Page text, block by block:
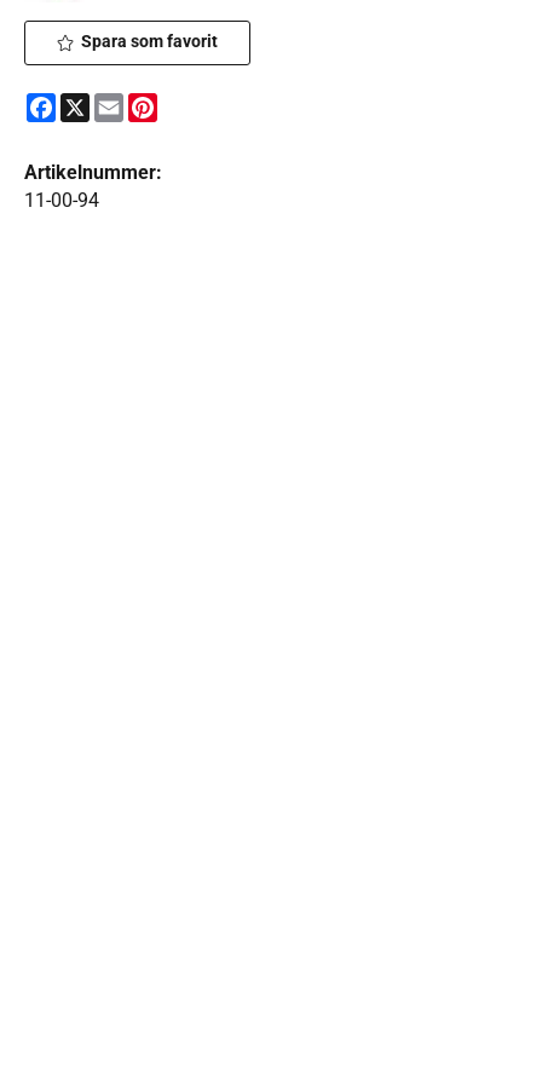
Spara som favorit
Facebook
X Email
Artikelnummer:
11-00-94